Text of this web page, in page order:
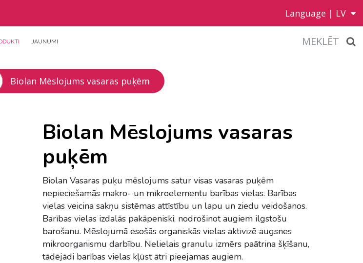
Language | LV
JAUNUMI MEKLĒT
Biolan Mēslojums vasaras puķēm
Biolan Mēslojums vasaras
puķēm
Biolan Vasaras puķu mēslojums satur visas vasaras puķēm
nepieciešamās makro- un mikroelementu barības vielas. Barības
vielas veicina sakņu sistēmas attīstību un lapu un ziedu veidošanos.
Barības vielas izdalās pakāpeniski, nodrošinot augiem ilgstošu
barošanu. Mēslojumā esošās organiskās vielas aktivizē augsnes
mikroorganismu darbību. Nelielais granulu izmērs paātrina šķīšanu,
tādējādi barības vielas kļūst ātri pieejamas augiem.